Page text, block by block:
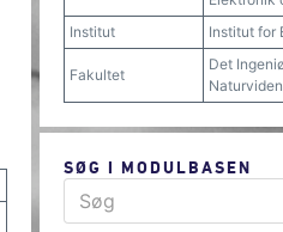
Institut
Institut for
Fakultet
Det
SØG I MODULBASEN